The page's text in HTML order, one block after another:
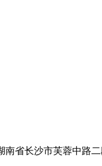
南省长沙市芙蓉中路